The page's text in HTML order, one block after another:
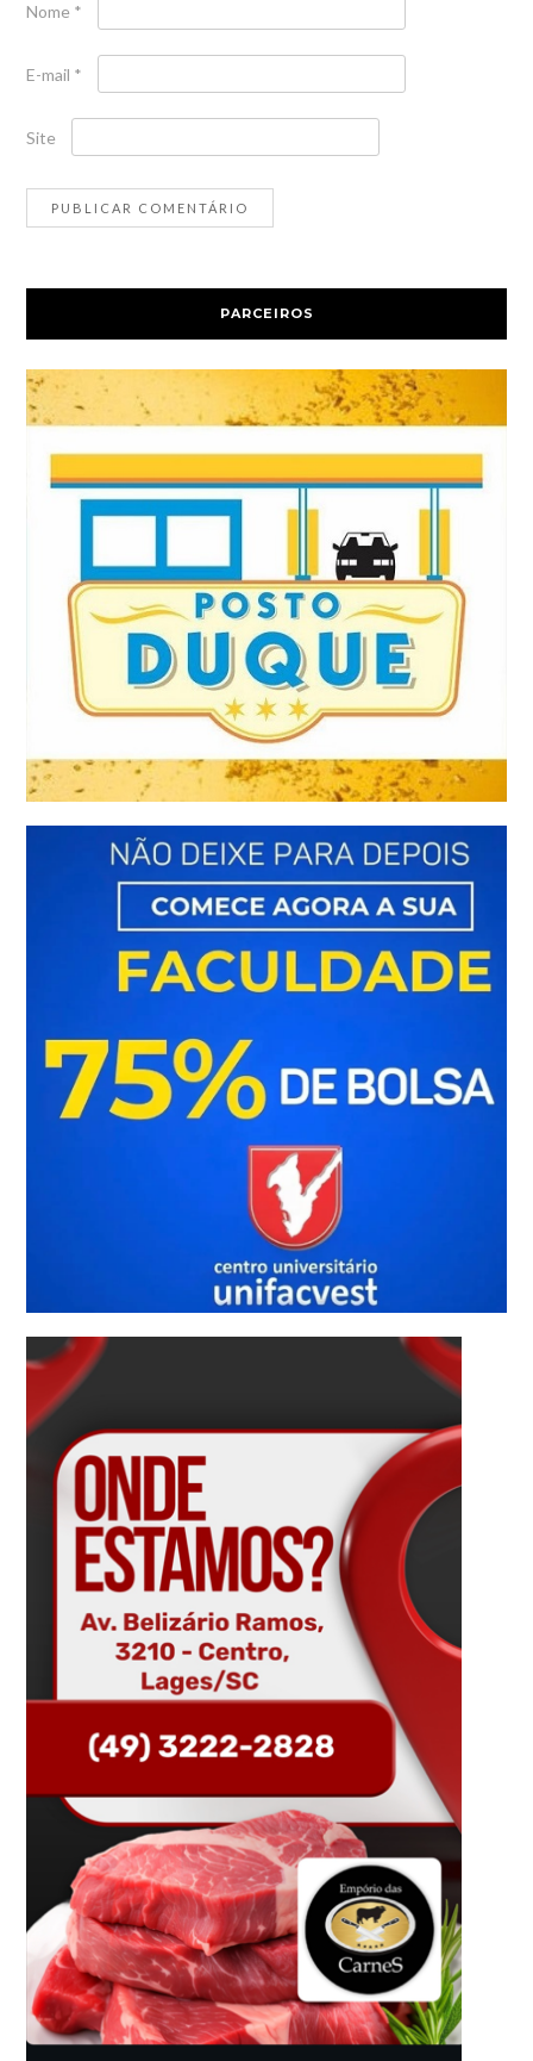
Nome *
E-mail *
Site
PARCEIROS